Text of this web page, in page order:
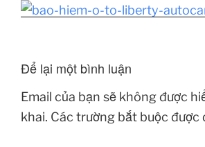
Để lại một bình luận
Email của bạn sẽ không được
khai. Các trường bắt buộc được